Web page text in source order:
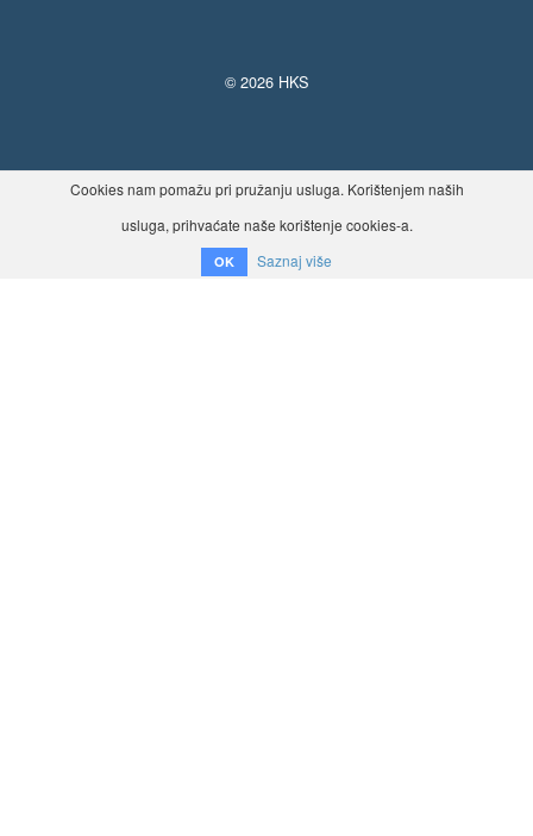
© 2026 HKS
Cookies nam pomažu pri pružanju usluga. Korištenjem naših
usluga, prihvaćate naše korištenje cookies-a.
OK Saznaj više